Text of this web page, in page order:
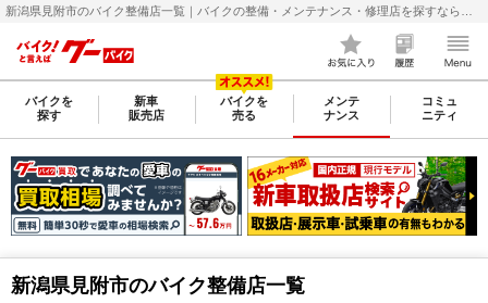
バイクを
探す
新車
販売店
バイクを
売る
メンテ
ナンス
コミュ
ニティ
新潟県見附市のバイク整備店一覧